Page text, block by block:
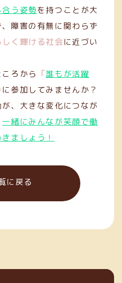
う姿勢を持つことが大
障害の有無に関わらず
しく輝ける社会に近づい
ろから 「誰もが活躍
に参加してみませんか？
、大きな変化につなが
一緒にみんなが笑顔で働
ましょう！
に戻る